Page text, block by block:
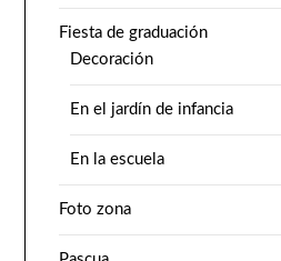
Fiesta de graduación
Decoración
En el jardín de infancia
En la escuela
Foto zona